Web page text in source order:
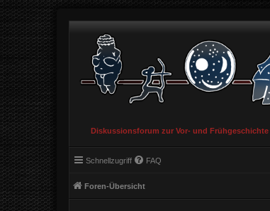
Diskussionsforum zur Vor- und
Schnellzugriff FAQ
Foren-Übersicht